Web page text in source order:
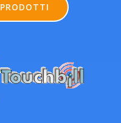
PRODOTTI